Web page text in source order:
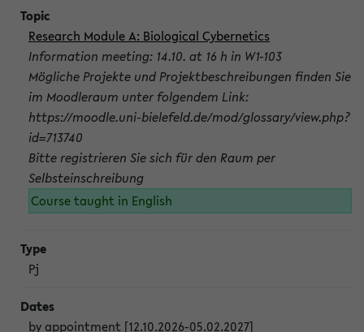
Research Module A: Biological Cybernetics
Information meeting: 14.10. at 16 h in W1-103
Mögliche Projekte und Projektbeschreibungen finden Sie
im Moodleraum unter folgendem Link:
https://moodle.uni-bielefeld.de/mod/glossary/view.php?
id=713740
Bitte registrieren Sie sich für den Raum per
Selbsteinschreibung
Course taught in English
Pj
by appointment [12.10.2026-05.02.2027]